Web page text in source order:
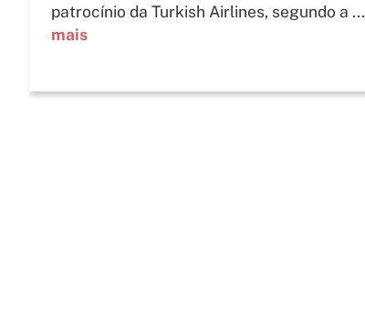
patrocínio da Turkish Airlines, segundo a ...
mais